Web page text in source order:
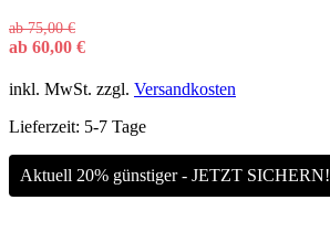
ab75,00€
ab 60,00 €
inkl. MwSt. zzgl. Versandkosten
Lieferzeit: 5-7 Tage
Aktuell 20% günstiger - JETZT SICHERN!